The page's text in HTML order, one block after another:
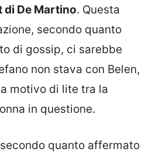
De Martino. Questa
secondo quanto
di gossip, ci sarebbe
non stava con Belen,
motivo di lite tra la
in questione.
quanto affermato